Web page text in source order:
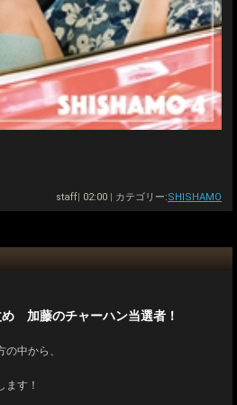
staff 02:00 カテゴリー:SHISHAMO
加藤のチャーハン当選者！
中から、
ます！